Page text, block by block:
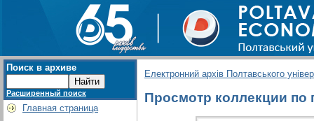
Поиск в архиве
Расширенный поиск
Главная страница
Електронний архів Полтавського
Просмотр коллекции по